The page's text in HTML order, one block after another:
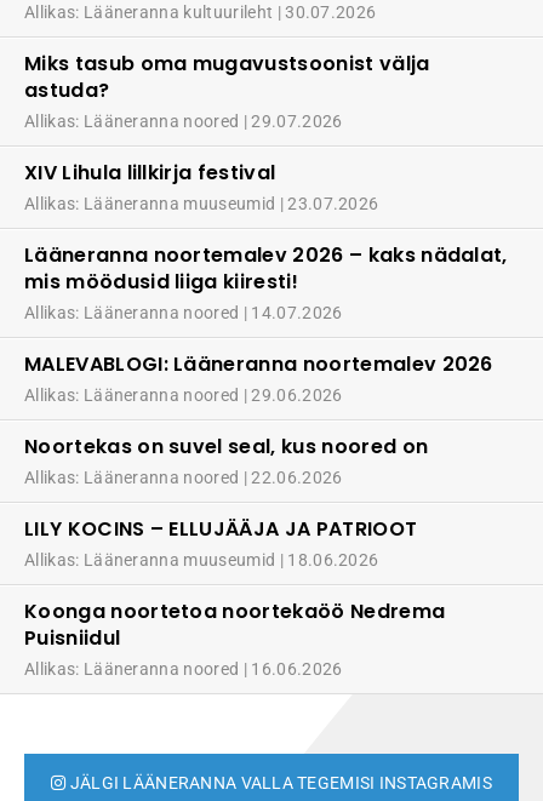
Allikas: Lääneranna kultuurileht 30.07.2026
Miks tasub oma mugavustsoonist välja
astuda?
Allikas: Lääneranna noored 29.07.2026
XIV Lihula lillkirja festival
Allikas: Lääneranna muuseumid 23.07.2026
Lääneranna noortemalev 2026 – kaks nädalat,
mis möödusid liiga kiiresti!
Allikas: Lääneranna noored 14.07.2026
MALEVABLOGI: Lääneranna noortemalev 2026
Allikas: Lääneranna noored 29.06.2026
Noortekas on suvel seal, kus noored on
Allikas: Lääneranna noored 22.06.2026
LILY KOCINS – ELLUJÄÄJA JA PATRIOOT
Allikas: Lääneranna muuseumid 18.06.2026
Koonga noortetoa noortekaöö Nedrema
Puisniidul
Allikas: Lääneranna noored 16.06.2026
JÄLGI LÄÄNERANNA VALLA TEGEMISI INSTAGRAMIS